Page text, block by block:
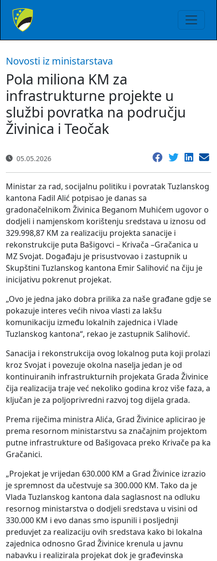
Novosti iz ministarstava
Pola miliona KM za
infrastrukturne projekte u
službi povratka na području
Živinica i Teočak
05.05.2026
Ministar za rad, socijalnu politiku i povratak Tuzlanskog
kantona Fadil Alić potpisao je danas sa
gradonačelnikom Živinica Beganom Muhićem ugovor o
dodjeli i namjenskom korištenju sredstava u iznosu od
329.998,87 KM za realizaciju projekta sanacije i
rekonstrukcije puta Bašigovci – Krivača –Gračanica u
MZ Svojat. Događaju je prisustvovao i zastupnik u
Skupštini Tuzlanskog kantona Emir Salihović na čiju je
inicijativu pokrenut projekat.
„Ovo je jedna jako dobra prilika za naše građane gdje se
pokazuje interes većih nivoa vlasti za lakšu
komunikaciju između lokalnih zajednica i Vlade
Tuzlanskog kantona“, rekao je zastupnik Salihović.
Sanacija i rekonstrukcija ovog lokalnog puta koji prolazi
kroz Svojat i povezuje okolna naselja jedan je od
kontinuiranih infrastrukturnih projekata Grada Živinice
čija realizacija traje već nekoliko godina kroz više faza, a
ključan je za poljoprivredni razvoj tog dijela grada.
Prema riječima ministra Alića, Grad Živinice aplicirao je
prema resornom ministarstvu sa značajnim projektom
putne infrastrukture od Bašigovaca preko Krivače pa ka
Gračanici.
„Projekat je vrijedan 630.000 KM a Grad Živinice izrazio
je spremnost da učestvuje sa 300.000 KM. Tako da je
Vlada Tuzlanskog kantona dala saglasnost na odluku
resornog ministarstva o dodjeli sredstava u visini od
330.000 KM i evo danas smo ispunili i posljednji
preduvjet za realizaciju ovih sredstava kako bi lokalna
zajednica odnosno Grad Živinice krenula u javnu
nabavku i realizirala projekat dok je građevinska